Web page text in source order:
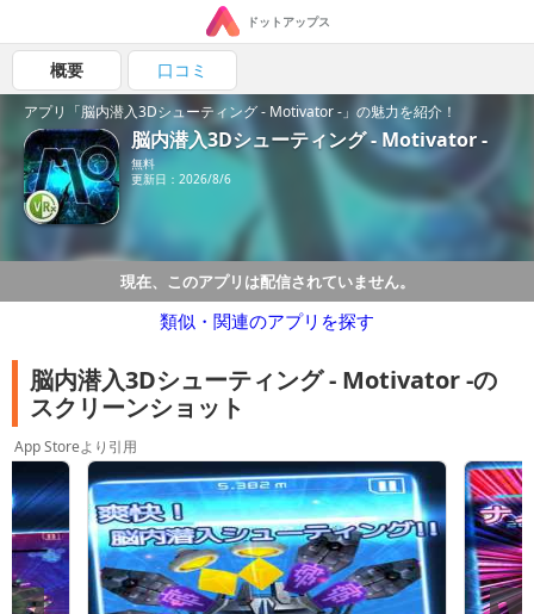
ドットアップス
概要 口コミ
アプリ「脳内潜入3Dシューティング - Motivator -」の魅力を紹介！
脳内潜入3Dシューティング - Motivator -
無料
更新日：2026/8/6
現在、このアプリは配信されていません。
類似・関連のアプリを探す
脳内潜入3Dシューティング - Motivator -の
スクリーンショット
App Storeより引用